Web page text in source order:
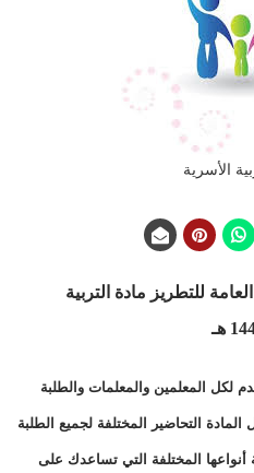
الأسرية
للتطريز مادة التربية
لكل المعلمين والمعلمات والطلبة
التحاضير المختلفة لجميع الطلبة
أنواعها المختلفة التي تساعدك على